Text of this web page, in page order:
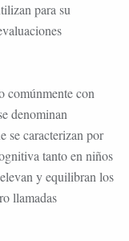
para su
comúnmente con
denominan
se caracterizan por
tanto en niños
y equilibran los
llamadas